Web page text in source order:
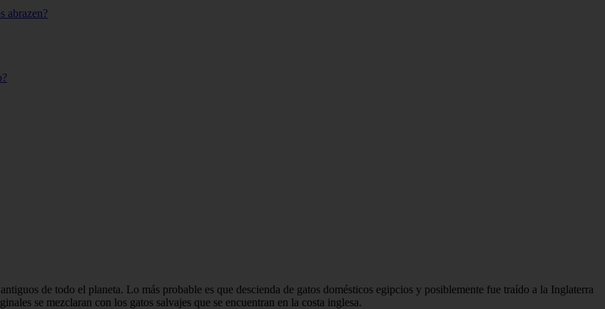
abrazen?
de todo el planeta. Lo más probable es que descienda de gatos domésticos egipcios y posiblemente fue traído a la Inglaterra
se mezclaran con los gatos salvajes que se encuentran en la costa inglesa.